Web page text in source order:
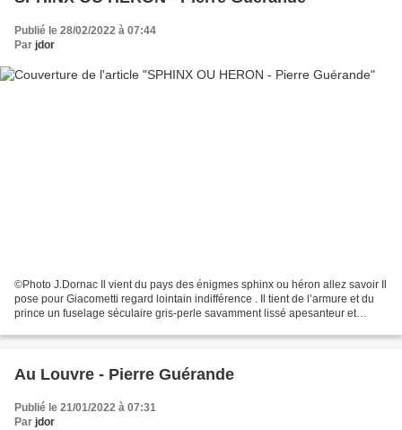
Publié le 28/02/2022 à 07:44
Par jdor
©Photo J.Dornac Il vient du pays des énigmes sphinx ou héron allez savoir Il
pose pour Giacometti regard lointain indifférence . Il tient de l’armure et du
prince un fuselage séculaire gris-perle savamment lissé apesanteur et
Au Louvre - Pierre Guérande
Publié le 21/01/2022 à 07:31
Par jdor